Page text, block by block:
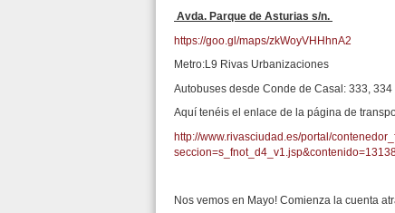
Avda. Parque de Asturias s/n.
https://goo.gl/maps/zkWoyVHHhnA2
Metro:L9 Rivas Urbanizaciones
Autobuses desde Conde de Casal: 333, 334
Aquí tenéis el enlace de la página de
http://www.rivasciudad.es/portal/
Nos vemos en Mayo! Comienza la cuenta